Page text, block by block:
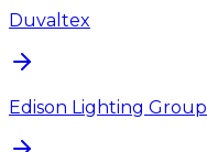
Duvaltex
Edison Lighting Group